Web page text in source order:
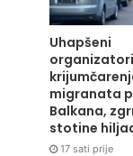
Uhapšeni
organizatori
migranata
Balkana,
stotine
17 sati prije